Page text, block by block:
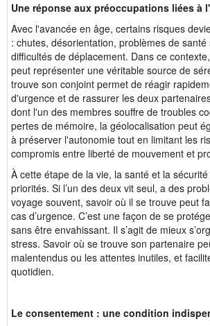
Une réponse aux préoccupations liées à
Avec l'avancée en âge, certains risques
: chutes, désorientation, problèmes de santé
difficultés de déplacement. Dans ce
peut représenter une véritable source de
trouve son conjoint permet de réagir
d'urgence et de rassurer les deux
dont l'un des membres souffre de troubles
pertes de mémoire, la géolocalisation peut
à préserver l'autonomie tout en limitant les
compromis entre liberté de mouvement et
À cette étape de la vie, la santé et la
priorités. Si l’un des deux vit seul, a des
voyage souvent, savoir où il se trouve peut
cas d’urgence. C’est une façon de se
sans être envahissant. Il s’agit de mieux
stress. Savoir où se trouve son partenaire
malentendus ou les attentes inutiles, et
quotidien.
Le consentement : une condition